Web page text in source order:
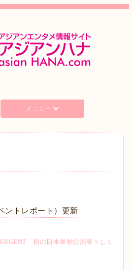
メニュー
ントレポート）更新
初の日本単独公演華々しく